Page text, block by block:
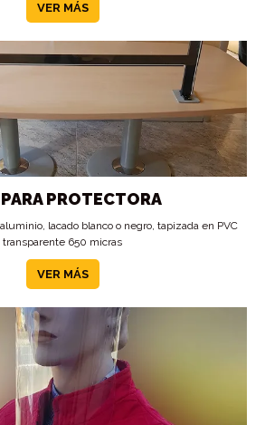
VER MÁS
PROTECTORA
lacado blanco o negro, tapizada en PVC
transparente 650 micras
VER MÁS